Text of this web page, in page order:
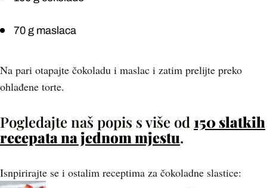
70 g maslaca
Na pari otapajte čokoladu i maslac i zatim prelijte preko
ohlađene torte.
Pogledajte naš popis s više od 150 slatkih
recepata na jednom mjestu.
Isnpirirajte se i ostalim receptima za čokoladne slastice: